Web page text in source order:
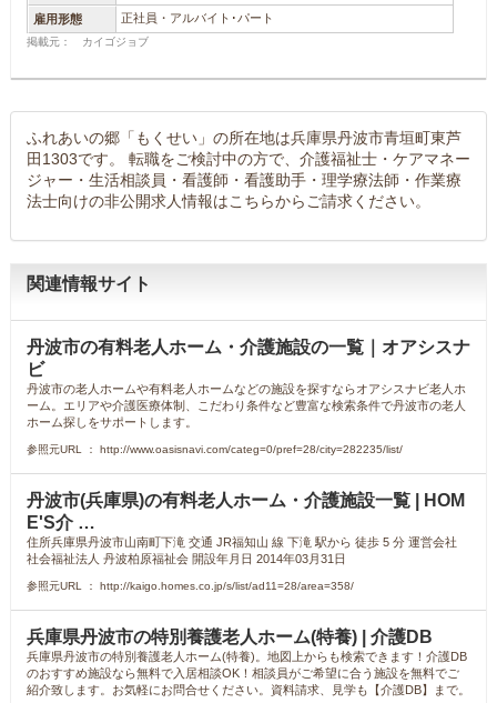
雇用形態 正社員・アルバイト･パート
掲載元： カイゴジョブ
ふれあいの郷「もくせい」の所在地は兵庫県丹波市青垣町東芦
田1303です。 転職をご検討中の方で、介護福祉士・ケアマネー
ジャー・生活相談員・看護師・看護助手・理学療法師・作業療
法士向けの非公開求人情報はこちらからご請求ください。
関連情報サイト
丹波市の有料老人ホーム・介護施設の一覧｜オアシスナ
ビ
丹波市の老人ホームや有料老人ホームなどの施設を探すならオアシスナビ老人ホ
ーム。エリアや介護医療体制、こだわり条件など豊富な検索条件で丹波市の老人
ホーム探しをサポートします。
参照元URL ： http://www.oasisnavi.com/categ=0/pref=28/city=282235/list/
丹波市(兵庫県)の有料老人ホーム・介護施設一覧 | HOM
E'S介 …
住所兵庫県丹波市山南町下滝 交通 JR福知山 線 下滝 駅から 徒歩 5 分 運営会社
社会福祉法人 丹波柏原福祉会 開設年月日 2014年03月31日
参照元URL ： http://kaigo.homes.co.jp/s/list/ad11=28/area=358/
兵庫県丹波市の特別養護老人ホーム(特養) | 介護DB
兵庫県丹波市の特別養護老人ホーム(特養)。地図上からも検索できます！介護DB
のおすすめ施設なら無料で入居相談OK！相談員がご希望に合う施設を無料でご
紹介致します。お気軽にお問合せください。資料請求、見学も【介護DB】まで。